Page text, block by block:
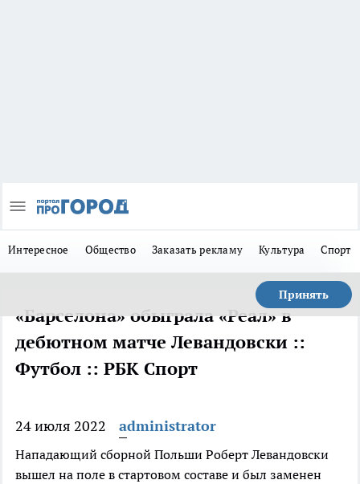
Интересное Общество Заказать рекламу Культура Спорт
Принять
«Барселона» обыграла «Реал» в
дебютном матче Левандовски ::
Футбол :: РБК Спорт
24 июля 2022 administrator
Нападающий сборной Польши Роберт Левандовски
вышел на поле в стартовом составе и был заменен